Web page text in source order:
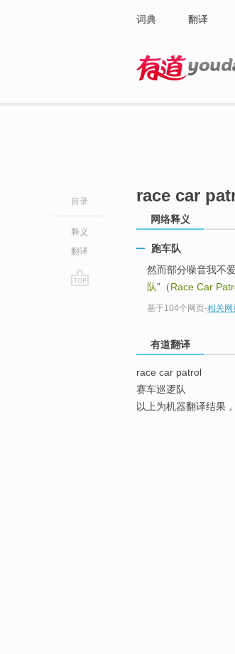
词典 翻译
目录
释义
翻译
race car
网络释义
跑车队
然而部分噪音我不
队”（Race Car
基于104个网页-相关网
有道翻译
race car patrol
赛车巡逻队
以上为机器翻译结果